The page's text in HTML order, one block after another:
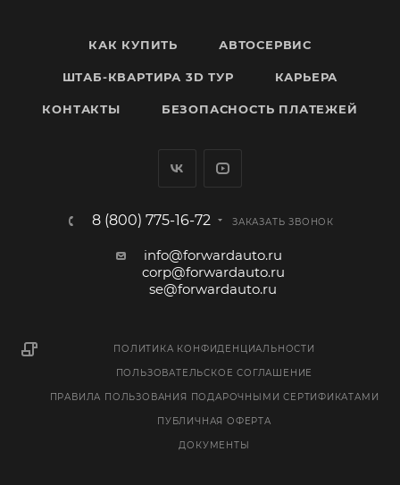
КАК КУПИТЬ АВТОСЕРВИС
ШТАБ-КВАРТИРА 3D ТУР КАРЬЕРА
КОНТАКТЫ БЕЗОПАСНОСТЬ ПЛАТЕЖЕЙ
8 (800) 775-16-72 ЗАКАЗАТЬ ЗВОНОК
info@forwardauto.ru
corp@forwardauto.ru
se@forwardauto.ru
ПОЛИТИКА КОНФИДЕНЦИАЛЬНОСТИ
ПОЛЬЗОВАТЕЛЬСКОЕ СОГЛАШЕНИЕ
ПРАВИЛА ПОЛЬЗОВАНИЯ ПОДАРОЧНЫМИ СЕРТИФИКАТАМИ
ПУБЛИЧНАЯ ОФЕРТА
ДОКУМЕНТЫ